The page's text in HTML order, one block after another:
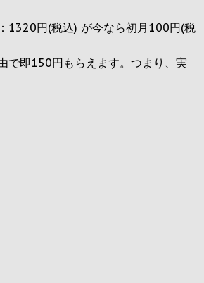
1320円(税込) が今なら初月100円(税
で即150円もらえます。つまり、実